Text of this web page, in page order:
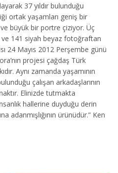
37 yıldır bulunduğu
ortak yaşamları geniş bir
büyük bir portre çiziyor. Üç
ve 141 siyah beyaz fotoğraftan
24 Mayıs 2012 Perşembe günü
projesi çağdaş Türk
Aynı zamanda yaşamının
çalışan arkadaşlarının
Elinizde tutmakta
hallerine duyduğu derin
adanmışlığının ürünüdür.” Ken